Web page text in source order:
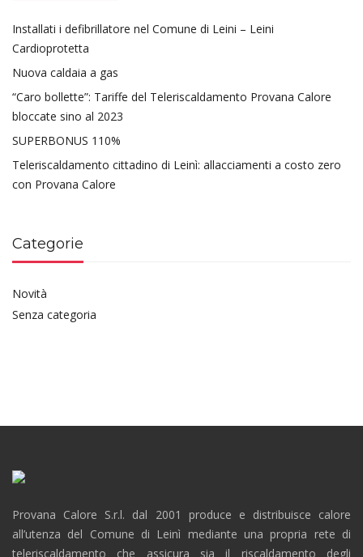
Installati i defibrillatore nel Comune di Leini – Leini
Cardioprotetta
Nuova caldaia a gas
“Caro bollette”: Tariffe del Teleriscaldamento Provana Calore
bloccate sino al 2023
SUPERBONUS 110%
Teleriscaldamento cittadino di Leinì: allacciamenti a costo zero
con Provana Calore
Categorie
Novità
Senza categoria
Provana Calore S.r.l. dal 2001 produce e distribuisce calore
all’utenza del Comune di Leinì mediante una propria rete di
teleriscaldamento che assicura sia il riscaldamento degli